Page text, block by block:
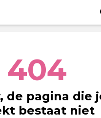
404
de pagina die
bestaat niet